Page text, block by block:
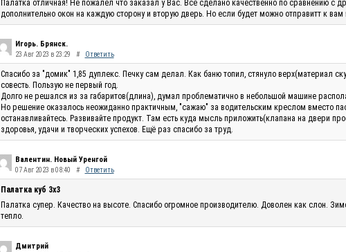
Палатка отличная! Не пожалел что заказал у Вас. Все сделано качественно по сравнению с
дополнительно окон на каждую сторону и вторую дверь. Но если будет можно отправитт к
Игорь. Брянск.
23 Авг 2023 в 23:29 # Ответить
Спасибо за "домик" 1,85 дуплекс. Печку сам делал. Как баню топил, стянуло верх(материал
совесть. Пользую не первый год.
Долго не решался из за габаритов(длина), думал проблематично в небольшой машине
Но решение оказалось неожиданно практичным, "сажаю" за водительским креслом вместо
останавливайтесь. Развивайте продукт. Там есть куда мысль приложить(клапана на двери
здоровья, удачи и творческих успехов. Ещё раз спасибо за труд.
Валентин. Новый Уренгой
07 Авг 2023 в 08:40 # Ответить
Палатка куб 3х3
Палатка супер. Качество на высоте. Спасибо огромное производителю. Доволен как слон.
тепло.
Дмитрий